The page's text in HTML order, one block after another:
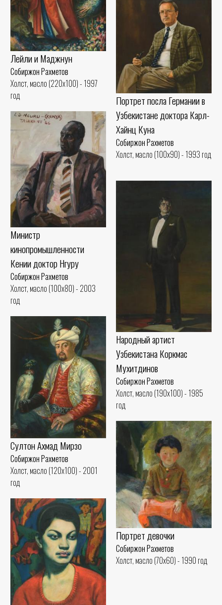
Лейли и Маджнун
Собиржон Рахметов
Холст, масло (220x100) - 1997
год
Портрет посла Германии в
Узбекистане доктора Карл-
Хайнц Куна
Собиржон Рахметов
Холст, масло (100x90) - 1993 год
Министр
кинопромышленности
Кении доктор Нгуру
Собиржон Рахметов
Холст, масло (100x80) - 2003
год
Народный артист
Узбекистана Коркмас
Мухитдинов
Собиржон Рахметов
Холст, масло (190x100) - 1985
год
Султон Ахмад Мирзо
Собиржон Рахметов
Холст, масло (120x100) - 2001
год
Портрет девочки
Собиржон Рахметов
Холст, масло (70x60) - 1990 год